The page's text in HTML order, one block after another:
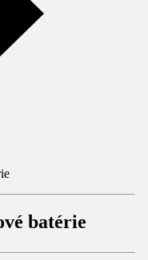
batérie